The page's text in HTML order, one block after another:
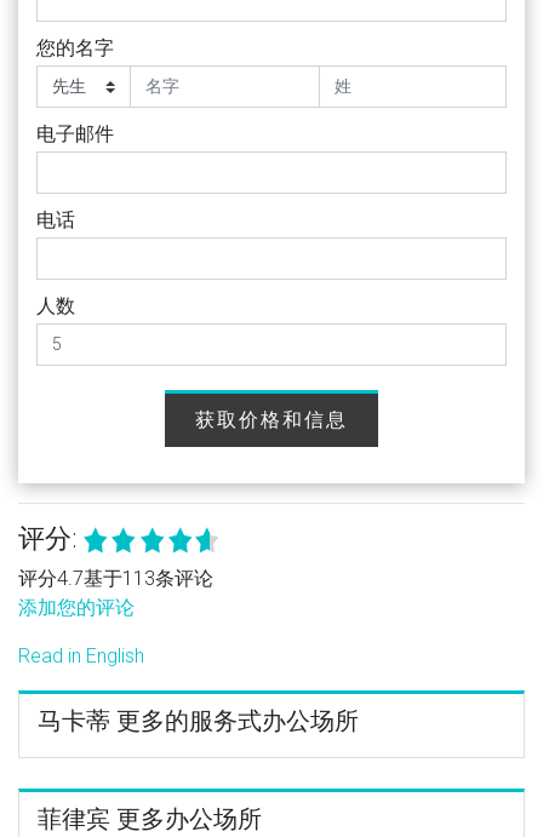
您的名字
电子邮件
电话
人数
获取价格和信息
评分:
评分4.7基于113条评论
添加您的评论
Read in English
马卡蒂 更多的服务式办公场所
菲律宾 更多办公场所